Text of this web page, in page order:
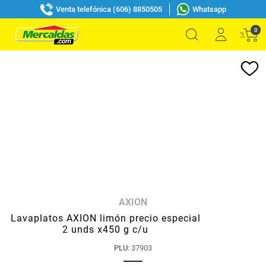
Venta telefónica (606) 8850505 Whatsapp
0
AXION
Lavaplatos AXION limón precio especial
2 unds x450 g c/u
PLU: 37903